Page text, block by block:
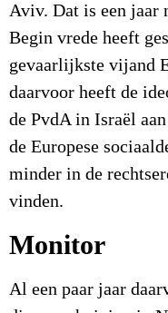
Aviv. Dat is een jaar
Begin vrede heeft
gevaarlijkste vijand
daarvoor heeft de
de PvdA in Israël
de Europese
minder in de
vinden.
Monitor
Al een paar jaar